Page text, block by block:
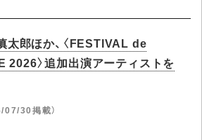
太郎ほか、〈FESTIVAL de
2026〉追加出演アーティストを
07/30掲載）